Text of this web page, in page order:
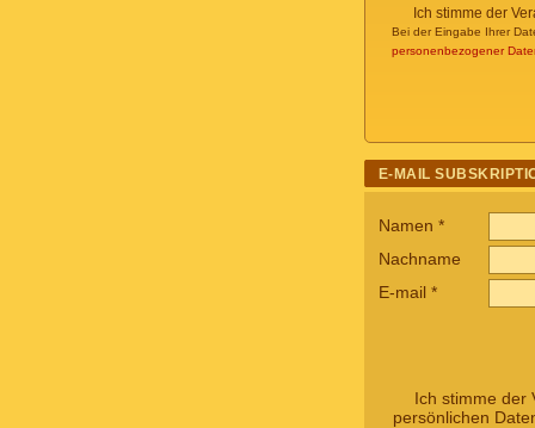
Ich stimme der
Bei der Eingabe Ihrer
personenbezogener
E-MAIL
Namen *
Nachname
E-mail *
Ich stimme der
persönlichen